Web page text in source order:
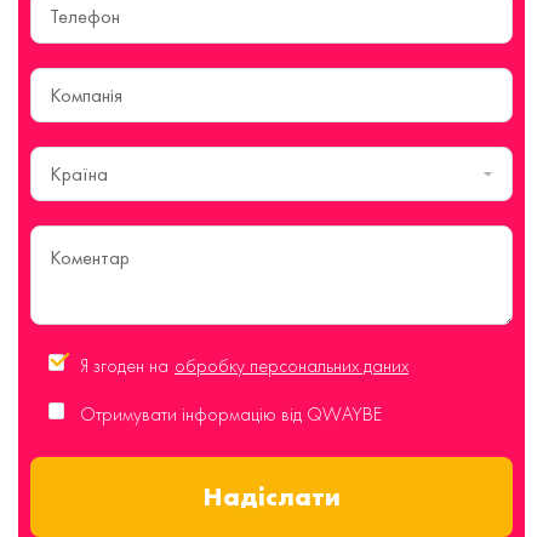
Країна
Я згоден на обробку персональних даних
Отримувати інформацію від QWAYBE
Надіслати